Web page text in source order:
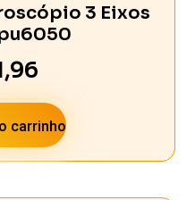
3 Eixos
carrinho